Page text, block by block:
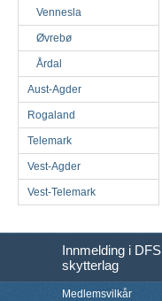
Vennesla
Øvrebø
Årdal
Aust-Agder
Rogaland
Telemark
Vest-Agder
Vest-Telemark
Innmelding i DFS
skytterlag
Medlemsvilkår